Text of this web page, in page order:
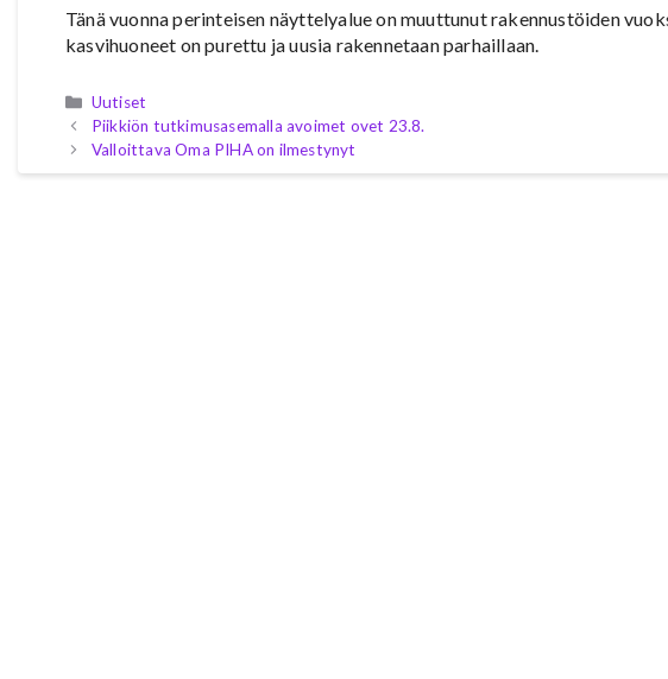
Tänä vuonna perinteisen näyttelyalue on muuttunut rakennustöiden
kasvihuoneet on purettu ja uusia rakennetaan parhaillaan.
Kategoriat
Uutiset
Piikkiön tutkimusasemalla avoimet ovet 23.8.
Valloittava Oma PIHA on ilmestynyt